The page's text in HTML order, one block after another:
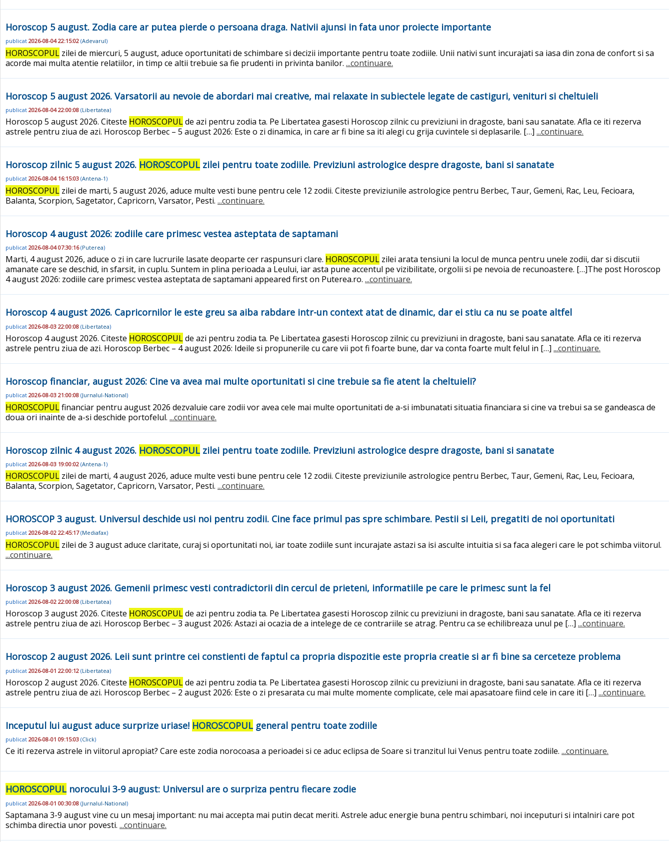
Horoscop 5 august. Zodia care ar putea pierde o persoana draga. Nativii ajunsi in fata unor proiecte importante
publicat 2026-08-04 22:15:02 (Adevarul)
HOROSCOPUL zilei de miercuri, 5 august, aduce oportunitati de schimbare si decizii importante pentru toate zodiile. Unii nativi sunt incurajati sa iasa din zona de confort si sa
acorde mai multa atentie relatiilor, in timp ce altii trebuie sa fie prudenti in privinta banilor. ...continuare.
Horoscop 5 august 2026. Varsatorii au nevoie de abordari mai creative, mai relaxate in subiectele legate de castiguri, venituri si cheltuieli
publicat 2026-08-04 22:00:08 (Libertatea)
Horoscop 5 august 2026. Citeste HOROSCOPULde azi pentru zodia ta. Pe Libertatea gasesti Horoscop zilnic cu previziuni in dragoste, bani sau sanatate. Afla ce iti rezerva
astrele pentru ziua de azi. Horoscop Berbec – 5 august 2026: Este o zi dinamica, in care ar fi bine sa iti alegi cu grija cuvintele si deplasarile. […] ...continuare.
Horoscop zilnic 5 august 2026. HOROSCOPUL zilei pentru toate zodiile. Previziuni astrologice despre dragoste, bani si sanatate
publicat 2026-08-04 16:15:03 (Antena-1)
HOROSCOPUL zilei de marti, 5 august 2026, aduce multe vesti bune pentru cele 12 zodii. Citeste previziunile astrologice pentru Berbec, Taur, Gemeni, Rac, Leu, Fecioara,
Balanta, Scorpion, Sagetator, Capricorn, Varsator, Pesti. ...continuare.
Horoscop 4 august 2026: zodiile care primesc vestea asteptata de saptamani
publicat 2026-08-04 07:30:16(Puterea)
Marti, 4 august 2026, aduce o zi in care lucrurile lasate deoparte cer raspunsuri clare. HOROSCOPUL zilei arata tensiuni la locul de munca pentru unele zodii, dar si discutii
amanate care se deschid, in sfarsit, in cuplu. Suntem in plina perioada a Leului, iar asta pune accentul pe vizibilitate, orgolii si pe nevoia de recunoastere. […]The post Horoscop
4 august 2026: zodiile care primesc vestea asteptata de saptamani appeared first on Puterea.ro. ...continuare.
Horoscop 4 august 2026. Capricornilor le este greu sa aiba rabdare intr-un context atat de dinamic, dar ei stiu ca nu se poate altfel
publicat 2026-08-03 22:00:08 (Libertatea)
Horoscop 4 august 2026. Citeste HOROSCOPULde azi pentru zodia ta. Pe Libertatea gasesti Horoscop zilnic cu previziuni in dragoste, bani sau sanatate. Afla ce iti rezerva
astrele pentru ziua de azi. Horoscop Berbec – 4 august 2026: Ideile si propunerile cu care vii pot fi foarte bune, dar va conta foarte mult felul in […] ...continuare.
Horoscop financiar, august 2026: Cine va avea mai multe oportunitati si cine trebuie sa fie atent la cheltuieli?
publicat 2026-08-03 21:00:08 (Jurnalul-National)
HOROSCOPULfinanciar pentru august 2026 dezvaluie care zodii vor avea cele mai multe oportunitati de a-si imbunatati situatia financiara si cine va trebui sa se gandeasca de
doua ori inainte de a-si deschide portofelul. ...continuare.
Horoscop zilnic 4 august 2026. HOROSCOPUL zilei pentru toate zodiile. Previziuni astrologice despre dragoste, bani si sanatate
publicat 2026-08-03 19:00:02 (Antena-1)
HOROSCOPUL zilei de marti, 4 august 2026, aduce multe vesti bune pentru cele 12 zodii. Citeste previziunile astrologice pentru Berbec, Taur, Gemeni, Rac, Leu, Fecioara,
Balanta, Scorpion, Sagetator, Capricorn, Varsator, Pesti. ...continuare.
HOROSCOP 3 august. Universul deschide usi noi pentru zodii. Cine face primul pas spre schimbare. Pestii si Leii, pregatiti de noi oportunitati
publicat 2026-08-02 22:45:17(Mediafax)
HOROSCOPUL zilei de 3 august aduce claritate, curaj si oportunitati noi, iar toate zodiile sunt incurajate astazi sa isi asculte intuitia si sa faca alegeri care le pot schimba viitorul.
...continuare.
Horoscop 3 august 2026. Gemenii primesc vesti contradictorii din cercul de prieteni, informatiile pe care le primesc sunt la fel
publicat 2026-08-02 22:00:08 (Libertatea)
Horoscop 3 august 2026. Citeste HOROSCOPULde azi pentru zodia ta. Pe Libertatea gasesti Horoscop zilnic cu previziuni in dragoste, bani sau sanatate. Afla ce iti rezerva
astrele pentru ziua de azi. Horoscop Berbec – 3 august 2026: Astazi ai ocazia de a intelege de ce contrariile se atrag. Pentru ca se echilibreaza unul pe […] ...continuare.
Horoscop 2 august 2026. Leii sunt printre cei constienti de faptul ca propria dispozitie este propria creatie si ar fi bine sa cerceteze problema
publicat 2026-08-01 22:00:12 (Libertatea)
Horoscop 2 august 2026. Citeste HOROSCOPULde azi pentru zodia ta. Pe Libertatea gasesti Horoscop zilnic cu previziuni in dragoste, bani sau sanatate. Afla ce iti rezerva
astrele pentru ziua de azi. Horoscop Berbec – 2 august 2026: Este o zi presarata cu mai multe momente complicate, cele mai apasatoare fiind cele in care iti […] ...continuare.
Inceputul lui august aduce surprize uriase! HOROSCOPUL general pentru toate zodiile
publicat 2026-08-01 09:15:03 (Click)
Ce iti rezerva astrele in viitorul apropiat? Care este zodia norocoasa a perioadei si ce aduc eclipsa de Soare si tranzitul lui Venus pentru toate zodiile. ...continuare.
HOROSCOPUL norocului 3-9 august: Universul are o surpriza pentru fiecare zodie
publicat 2026-08-01 00:30:08 (Jurnalul-National)
Saptamana 3-9 august vine cu un mesaj important: nu mai accepta mai putin decat meriti. Astrele aduc energie buna pentru schimbari, noi inceputuri si intalniri care pot
schimba directia unor povesti. ...continuare.